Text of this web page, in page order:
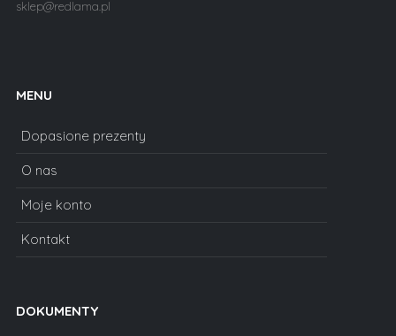
sklep@redlama.pl
MENU
Dopasione prezenty
O nas
Moje konto
Kontakt
DOKUMENTY